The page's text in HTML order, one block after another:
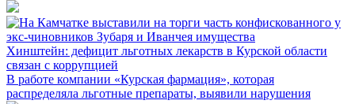
Хинштейн: дефицит льготных лекарств в Курской области
связан с коррупцией
В работе компании «Курская фармация», которая
распределяла льготные препараты, выявили нарушения